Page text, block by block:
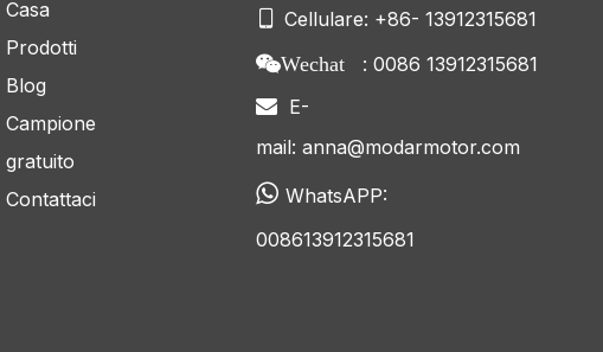
Casa
Prodotti
Blog
Campione
gratuito
Contattaci
 Cellulare: +86- 13912315681
Wechat : 0086 13912315681
 E-
mail: anna@modarmotor.com
 WhatsAPP:
008613912315681